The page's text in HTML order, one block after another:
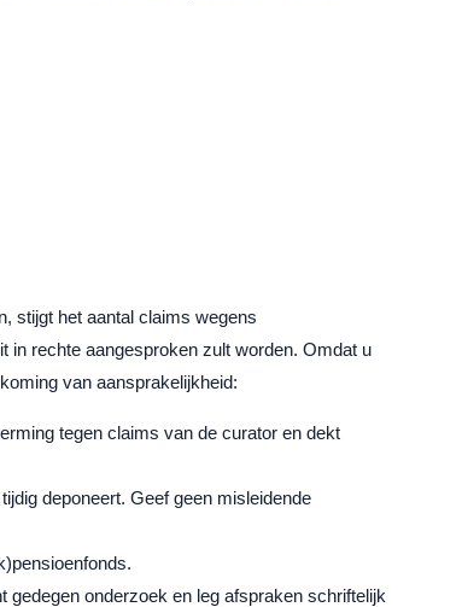
stijgt het aantal claims wegens
in rechte aangesproken zult worden. Omdat u
van aansprakelijkheid:
tegen claims van de curator en dekt
deponeert. Geef geen misleidende
onderzoek en leg afspraken schriftelijk